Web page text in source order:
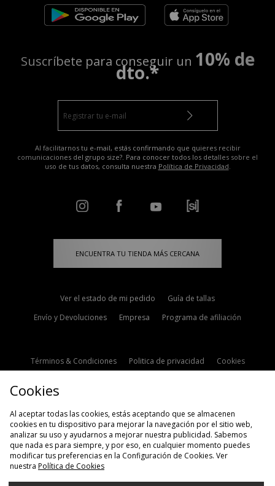
Suscríbete para conseguir un 10% de
dto.*
Al facilitarnos tu e-mail, estás confirmando que quieres recibir
comunicaciones del grupo size?. Para conocer todos los detalles sobre el
uso de tus datos, consulta nuestra Política de Privacidad.
ENCUENTRA TU TIENDA MÁS CERCANA
Ver el estado de mi pedido
Guía de tallas
Envío y Devoluciones
Empresa Programa de afiliación
Términos & Condiciones Politica de privacidad
Cookies
Cookies
Al aceptar todas las cookies, estás aceptando que se almacenen
cookies en tu dispositivo para mejorar la navegación por el sitio web,
analizar su uso y ayudarnos a mejorar nuestra publicidad. Sabemos
que nada es para siempre, y por eso, en cualquier momento puedes
modificar tus preferencias en la Configuración de Cookies. Ver
nuestra Política de Cookies